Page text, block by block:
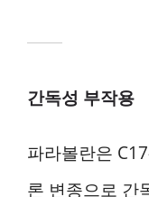
간독성 부작용
파라볼란은
론 변종으로 간